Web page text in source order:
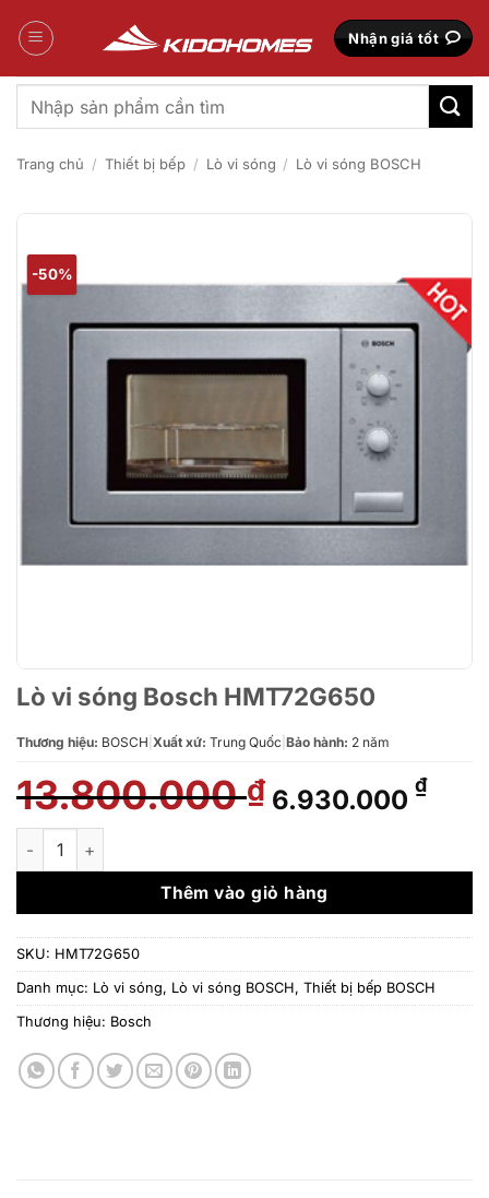
qua
Nhận giá tốt
Tìm
kiếm:
Trang chủ / Thiết bị bếp / Lò vi sóng / Lò vi sóng BOSCH
-50%
Lò vi sóng Bosch HMT72G650
Thương hiệu: BOSCH Xuất xứ: Trung Quốc Bảo hành: 2 năm
13.800.000₫ Giá
gốc
13.800.000 ₫.
6.930.000 ₫Giá
là:
Lò vi sóng Bosch HMT72G650 số lượng
Thêm vào giỏ hàng
SKU: HMT72G650
Danh mục: Lò vi sóng, Lò vi sóng BOSCH, Thiết bị bếp BOSCH
Thương hiệu: Bosch